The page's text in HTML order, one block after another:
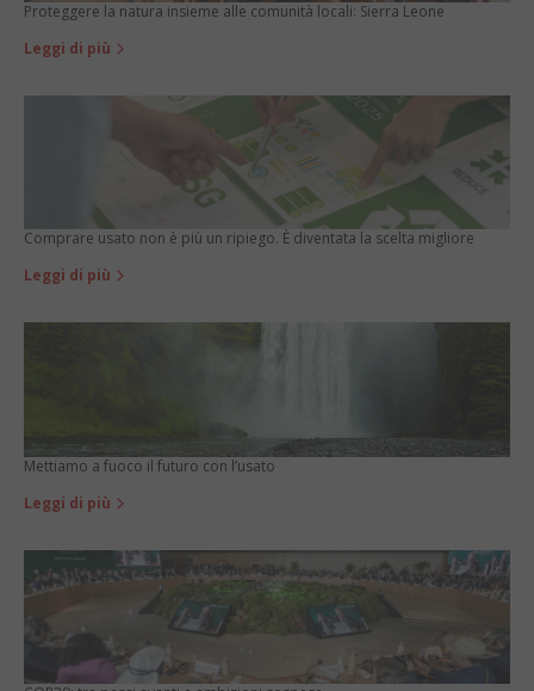
Proteggere la natura insieme alle comunità locali: Sierra Leone
Leggi di più
Comprare usato non è più un ripiego. È diventata la scelta migliore
Leggi di più
Mettiamo a fuoco il futuro con l’usato
Leggi di più